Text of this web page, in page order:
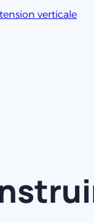
verticale